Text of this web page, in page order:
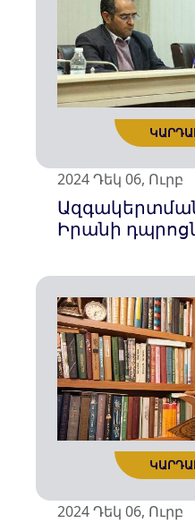
2024 Դեկ 06, Ուրբ
Իրանի
2024 Դեկ 06, Ուրբ